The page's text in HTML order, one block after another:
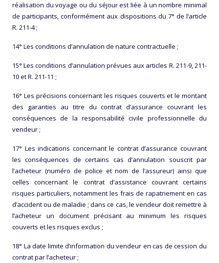
réalisation du voyage ou du séjour est liée à un nombre minimal
de participants, conformément aux dispositions du 7° de l’article
R. 211-4 ;
14° Les conditions d’annulation de nature contractuelle ;
15° Les conditions d’annulation prévues aux articles R. 211-9, 211-
10 et R. 211-11 ;
16° Les précisions concernant les risques couverts et le montant
des garanties au titre du contrat d’assurance couvrant les
conséquences de la responsabilité civile professionnelle du
vendeur ;
17° Les indications concernant le contrat d’assurance couvrant
les conséquences de certains cas d’annulation souscrit par
l’acheteur (numéro de police et nom de l’assureur) ainsi que
celles concernant le contrat d’assistance couvrant certains
risques particuliers, notamment les frais de rapatriement en cas
d’accident ou de maladie ; dans ce cas, le vendeur doit remettre à
l’acheteur un document précisant au minimum les risques
couverts et les risques exclus ;
18° La date limite d’information du vendeur en cas de cession du
contrat par l’acheteur ;